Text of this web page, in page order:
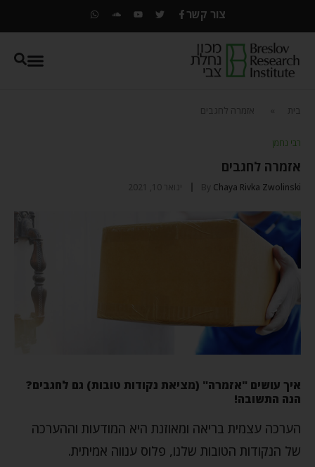
צור קשר
בית אזמרה לחגבים
רבי נחמן
אזמרה לחגבים
By Chaya Rivka Zwolinski ינואר 10, 2021
איך עושים "אזמרה" (מציאת נקודות טובות) גם לחגבים?
הנה התשובה!
הערכה עצמית בריאה ומאוזנת היא המודעות וההערכה
של הנקודות הטובות שלנו, פלוס ענווה אמיתית.